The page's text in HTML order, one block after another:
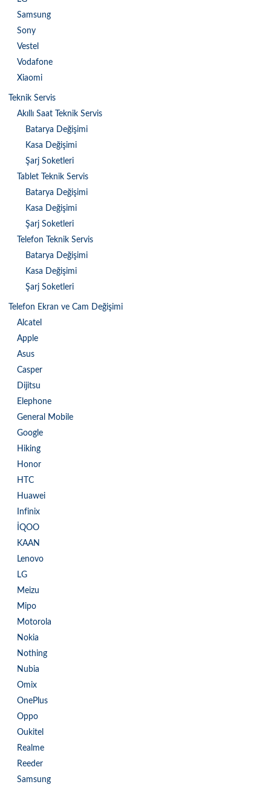
Samsung
Sony
Vestel
Vodafone
Xiaomi
Teknik Servis
Akıllı Saat Teknik Servis
Batarya Değişimi
Kasa Değişimi
Şarj Soketleri
Tablet Teknik Servis
Batarya Değişimi
Kasa Değişimi
Şarj Soketleri
Telefon Teknik Servis
Batarya Değişimi
Kasa Değişimi
Şarj Soketleri
Telefon Ekran ve Cam Değişimi
Alcatel
Apple
Asus
Casper
Dijitsu
Elephone
General Mobile
Google
Hiking
Honor
HTC
Huawei
Infinix
İQOO
KAAN
Lenovo
LG
Meizu
Mipo
Motorola
Nokia
Nothing
Nubia
Omix
OnePlus
Oppo
Oukitel
Realme
Reeder
Samsung